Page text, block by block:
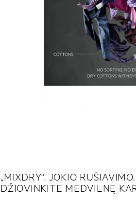
„MIXDRY“. JOKIO
DŽIOVINKITE MEDVILNĘ